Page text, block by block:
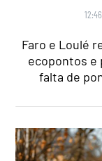
Faro e Loulé
ecopontos e
falta de